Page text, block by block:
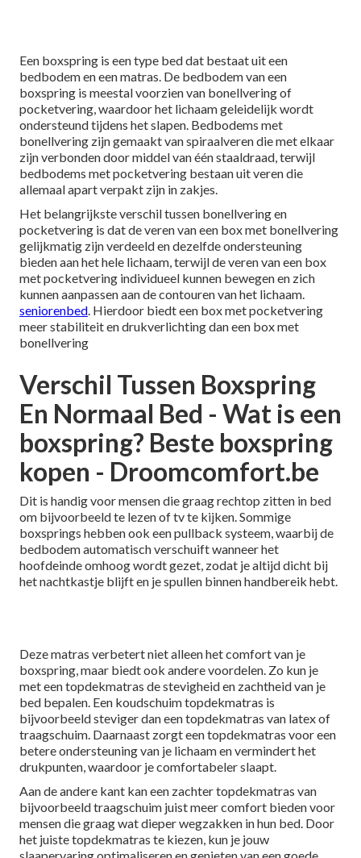
Een boxspring is een type bed dat bestaat uit een
bedbodem en een matras. De bedbodem van een
boxspring is meestal voorzien van bonellvering of
pocketvering, waardoor het lichaam geleidelijk wordt
ondersteund tijdens het slapen. Bedbodems met
bonellvering zijn gemaakt van spiraalveren die met elkaar
zijn verbonden door middel van één staaldraad, terwijl
bedbodems met pocketvering bestaan uit veren die
allemaal apart verpakt zijn in zakjes.
Het belangrijkste verschil tussen bonellvering en
pocketvering is dat de veren van een box met bonellvering
gelijkmatig zijn verdeeld en dezelfde ondersteuning
bieden aan het hele lichaam, terwijl de veren van een box
met pocketvering individueel kunnen bewegen en zich
kunnen aanpassen aan de contouren van het lichaam.
seniorenbed. Hierdoor biedt een box met pocketvering
meer stabiliteit en drukverlichting dan een box met
bonellvering
Verschil Tussen Boxspring
En Normaal Bed - Wat is een
boxspring? Beste boxspring
kopen - Droomcomfort.be
Dit is handig voor mensen die graag rechtop zitten in bed
om bijvoorbeeld te lezen of tv te kijken. Sommige
boxsprings hebben ook een pullback systeem, waarbij de
bedbodem automatisch verschuift wanneer het
hoofdeinde omhoog wordt gezet, zodat je altijd dicht bij
het nachtkastje blijft en je spullen binnen handbereik hebt.
Deze matras verbetert niet alleen het comfort van je
boxspring, maar biedt ook andere voordelen. Zo kun je
met een topdekmatras de stevigheid en zachtheid van je
bed bepalen. Een koudschuim topdekmatras is
bijvoorbeeld steviger dan een topdekmatras van latex of
traagschuim. Daarnaast zorgt een topdekmatras voor een
betere ondersteuning van je lichaam en vermindert het
drukpunten, waardoor je comfortabeler slaapt.
Aan de andere kant kan een zachter topdekmatras van
bijvoorbeeld traagschuim juist meer comfort bieden voor
mensen die graag wat dieper wegzakken in hun bed. Door
het juiste topdekmatras te kiezen, kun je jouw